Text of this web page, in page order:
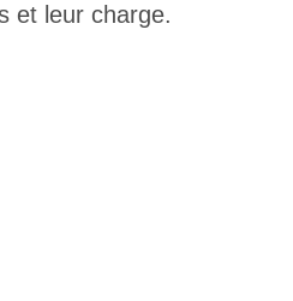
et leur charge.